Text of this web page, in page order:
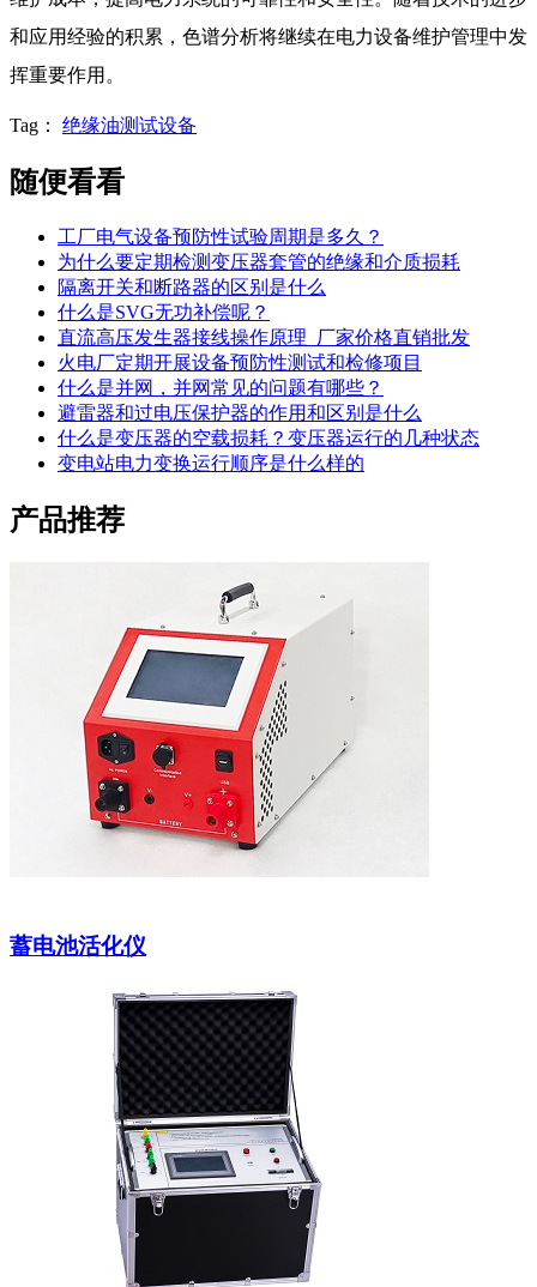
和应用经验的积累，色谱分析将继续在电力设备维护管理中发
挥重要作用。
Tag： 绝缘油测试设备
随便看看
工厂电气设备预防性试验周期是多久？
为什么要定期检测变压器套管的绝缘和介质损耗
隔离开关和断路器的区别是什么
什么是SVG无功补偿呢？
直流高压发生器接线操作原理_厂家价格直销批发
火电厂定期开展设备预防性测试和检修项目
什么是并网，并网常见的问题有哪些？
避雷器和过电压保护器的作用和区别是什么
什么是变压器的空载损耗？变压器运行的几种状态
变电站电力变换运行顺序是什么样的
产品推荐
蓄电池活化仪